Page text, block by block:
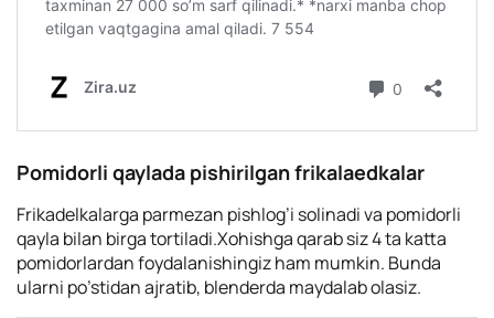
Pomidorli qaylada pishirilgan frikalaedkalar
Frikadelkalarga parmezan pishlog’i solinadi va pomidorli
qayla bilan birga tortiladi.Xohishga qarab siz 4 ta katta
pomidorlardan foydalanishingiz ham mumkin. Bunda
ularni po’stidan ajratib, blenderda maydalab olasiz.